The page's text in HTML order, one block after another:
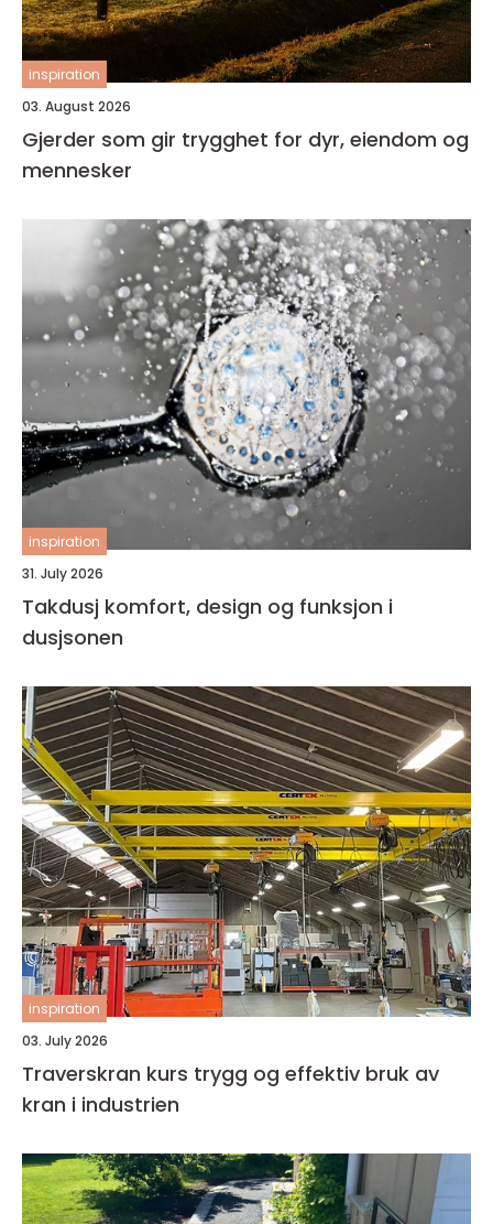
inspiration
03. August 2026
Gjerder som gir trygghet for dyr, eiendom og
mennesker
inspiration
31. July 2026
Takdusj komfort, design og funksjon i
dusjsonen
inspiration
03. July 2026
Traverskran kurs trygg og effektiv bruk av
kran i industrien